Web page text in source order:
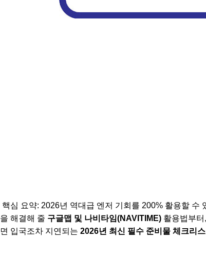
핵심 요약: 2026년 역대급 엔저 기회를 200% 활용할
을 해결해 줄 구글맵 및 나비타임(NAVITIME) 활용법부
면 입국조차 지연되는 2026년 최신 필수 준비물 체크리